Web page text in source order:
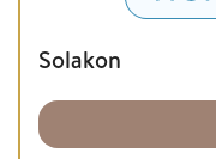
Solakon